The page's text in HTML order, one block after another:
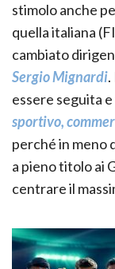
stimolo anche
quella italiana
cambiato
Sergio Mignardi
essere seguita
sportivo,
perché in meno
a pieno titolo ai
centrare il